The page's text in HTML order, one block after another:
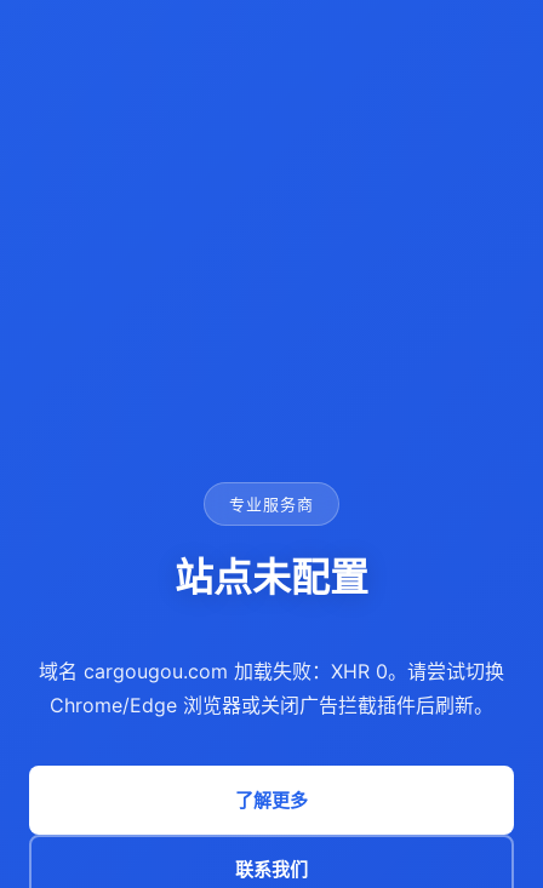
专业服务商
站点未配置
域名 cargougou.com 加载失败：XHR 0。请尝试切换
Chrome/Edge 浏览器或关闭广告拦截插件后刷新。
了解更多
联系我们